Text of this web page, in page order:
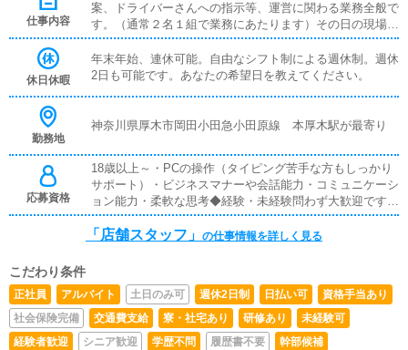
仕事内容
案、ドライバーさんへの指示等、運営に関わる業務全般で
す。（通常２名１組で業務にあたります）その日の現場総
監督として、お客様からの電話で受注を行い、PCメール
でドライバーさんへ指示を出し、受注スケジュール・配車
計画をリアルタイムの状況を判断しながら行い、的確に現
一切ありません）受注からドライバー指示まで一気通貫に
フが動くため、面白く非常にやりがいがあります。
休日休暇
年末年始、連休可能。自由なシフト制による週休制。週休
2日も可能です。あなたの希望日を教えてください。
勤務地
神奈川県厚木市岡田小田急小田原線 本厚木駅が最寄り
応募資格
18歳以上～・PCの操作（タイピング苦手な方もしっかり
サポート）・ビジネスマナーや会話能力・コミュニケーシ
ョン能力・柔軟な思考◆経験・未経験問わず大歓迎です◆
PCを使える方（使ったことがあるという程度で大丈夫で
す）◆エクセルなどの標準的な業務ソフトが使えること
で経営もやってみたいというやる気のある方◆この業界当
店が初めて（未経験）という男性が非常に多いお店です。
◆真面目にお仕事に取り組める向上心のある方であればど
んな方でも年齢は特に問いません。
「店舗スタッフ」 の仕事情報を詳しく見る
こだわり条件
正社員 アルバイト 土日のみ可 週休2日制 日払い可
資格手当あり
社会保険完備
交通費支給 寮・社宅あり 研修あり
未経験可
経験者歓迎
シニア歓迎 学歴不問 履歴書不要
幹部候補